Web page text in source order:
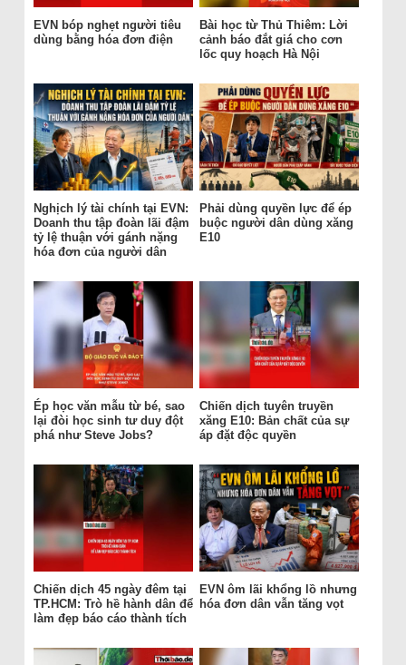
EVN bóp nghẹt người tiêu
dùng bằng hóa đơn điện
Bài học từ Thủ Thiêm: Lời
cảnh báo đắt giá cho cơn
lốc quy hoạch Hà Nội
Nghịch lý tài chính tại EVN:
Doanh thu tập đoàn lãi đậm
tỷ lệ thuận với gánh nặng
hóa đơn của người dân
Phải dùng quyền lực để ép
buộc người dân dùng xăng
E10
Ép học văn mẫu từ bé, sao
lại đòi học sinh tư duy đột
phá như Steve Jobs?
Chiến dịch tuyên truyền
xăng E10: Bản chất của sự
áp đặt độc quyền
Chiến dịch 45 ngày đêm tại
TP.HCM: Trò hề hành dân để
làm đẹp báo cáo thành tích
EVN ôm lãi khổng lồ nhưng
hóa đơn dân vẫn tăng vọt